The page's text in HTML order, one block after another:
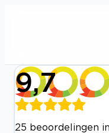
9,7
25 beoordelingen